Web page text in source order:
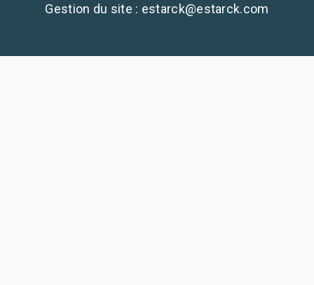
Gestion du site : estarck@estarck.com